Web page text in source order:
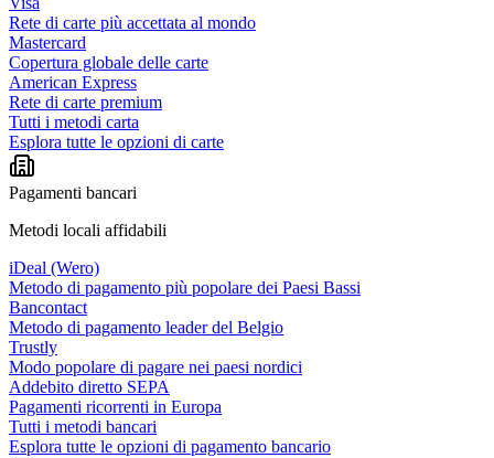
Rete di carte più accettata al mondo
Mastercard
Copertura globale delle carte
American Express
Rete di carte premium
Tutti i metodi carta
Esplora tutte le opzioni di carte
Pagamenti bancari
Metodi locali affidabili
iDeal (Wero)
Metodo di pagamento più popolare dei Paesi Bassi
Bancontact
Metodo di pagamento leader del Belgio
Trustly
Modo popolare di pagare nei paesi nordici
Addebito diretto SEPA
Pagamenti ricorrenti in Europa
Tutti i metodi bancari
Esplora tutte le opzioni di pagamento bancario